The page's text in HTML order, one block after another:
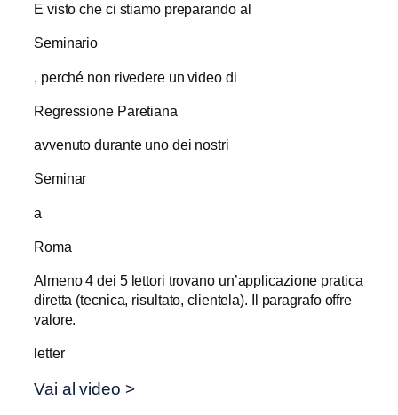
E visto che ci stiamo preparando al
Seminario
, perché non rivedere un video di
Regressione Paretiana
avvenuto durante uno dei nostri
Seminar
a
Roma
Almeno 4 dei 5 lettori trovano un’applicazione pratica
diretta (tecnica, risultato, clientela). Il paragrafo offre
valore.
letter
Vai al video >